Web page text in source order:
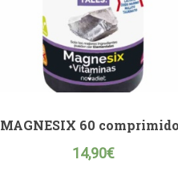
MAGNESIX 60
14,90€